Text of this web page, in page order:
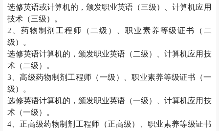
选修英语或计算机的，颁发职业英语（三级）、计算机应用
技术（三级）。
2 、药物制剂工程师（二级）、职业素养等级证书（二
级）。
选修英语计算机的，颁发职业英语（二级）、计算机应用技
术（二级）。
3 、高级药物制剂工程师（一级）、职业素养等级证书（一
级）。
选修英语计算机的，颁发职业英语（一级）、计算机应用技
术（一级）。
4 、正高级药物制剂工程师（正高级）、职业素养等级证书